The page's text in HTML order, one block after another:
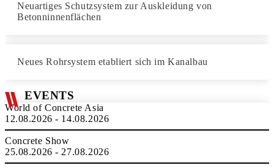
Neuartiges Schutzsystem zur Auskleidung von
Betonninnenflächen
Neues Rohrsystem etabliert sich im Kanalbau
EVENTS
World of Concrete Asia
12.08.2026 - 14.08.2026
Concrete Show
25.08.2026 - 27.08.2026